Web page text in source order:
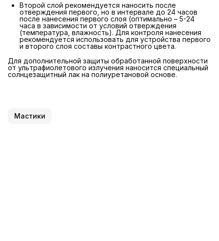
Второй слой рекомендуется наносить после
отверждения первого, но в интервале до 24 часов
после нанесения первого слоя (оптимально – 5-24
часа в зависимости от условий отверждения
(температура, влажность). Для контроля нанесения
рекомендуется использовать для устройства первого
и второго слоя составы контрастного цвета.
Для дополнительной защиты обработанной поверхности
от ультрафиолетового излучения наносится специальный
солнцезащитный лак на полиуретановой основе.
Мастики